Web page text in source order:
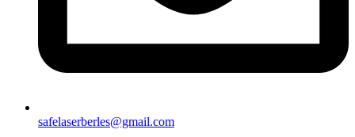
safelaserberles@gmail.com